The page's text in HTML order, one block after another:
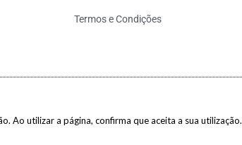
Ao utilizar a página, confirma que aceita a sua utilização.
Termos e Condições